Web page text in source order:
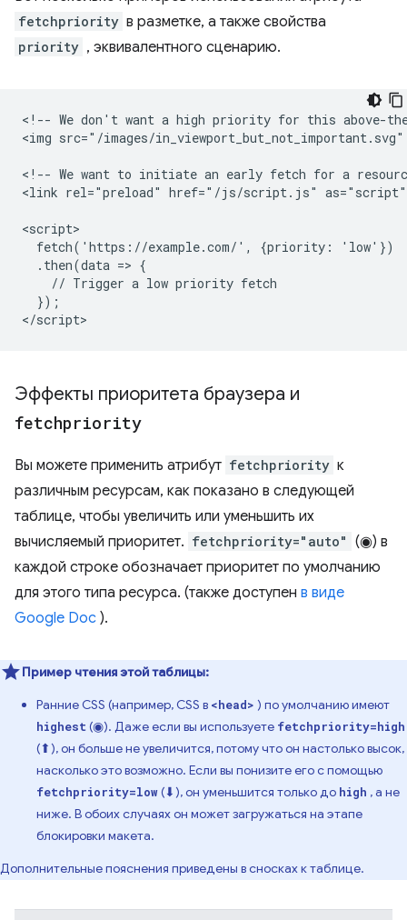
fetchpriority в разметке, а также свойства
priority , эквивалентного сценарию.
<!-- We don't want a high priority for this above-
<img src="/images/
<!-- We want to initiate an early fetch for a
<link rel="preload" href="/js/script.js"
<script>
  fetch('https://example.com/', {priority: 'low'})
  .then(data => {
    // Trigger a low priority fetch
  });
Эффекты приоритета браузера и
fetchpriority
Вы можете применить атрибут fetchpriority к
различным ресурсам, как показано в следующей
таблице, чтобы увеличить или уменьшить их
вычисляемый приоритет. fetchpriority="auto" (◉) в
каждой строке обозначает приоритет по умолчанию
для этого типа ресурса. (также доступен в виде
Google Doc ).
Пример чтения этой таблицы:
Ранние CSS (например, CSS в <head> ) по умолчанию имеют
highest (◉). Даже если вы используете fetchpriority=high
(⬆), он больше не увеличится, потому что он настолько высок,
насколько это возможно. Если вы понизите его с помощью
fetchpriority=low(⬇), он уменьшится только до high , а не
ниже. В обоих случаях он может загружаться на этапе
блокировки макета.
Дополнительные пояснения приведены в сносках к таблице.